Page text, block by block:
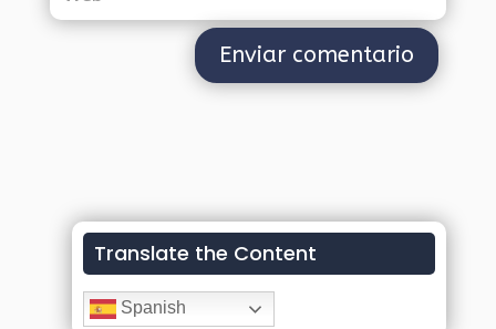
Translate the Content
Spanish